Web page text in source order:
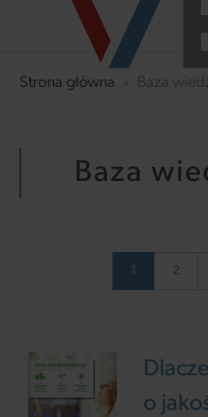
Strona główna › Baza
Baza
1 2
o